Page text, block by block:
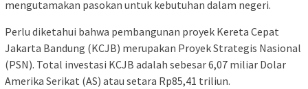
mengutamakan pasokan untuk kebutuhan dalam negeri.
Perlu diketahui bahwa pembangunan proyek Kereta Cepat
Jakarta Bandung (KCJB) merupakan Proyek Strategis Nasional
(PSN). Total investasi KCJB adalah sebesar 6,07 miliar Dolar
Amerika Serikat (AS) atau setara Rp85,41 triliun.